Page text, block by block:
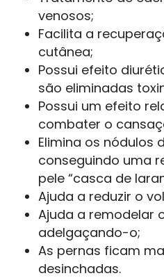
venosos;
Facilita a
cutânea;
Possui efeito
são eliminadas
Possui um efeito
combater o
Elimina os nódulos
conseguindo uma
pele “casca de
Ajuda a reduzir o
Ajuda a remodelar
adelgaçando-o;
As pernas ficam
desinchadas.